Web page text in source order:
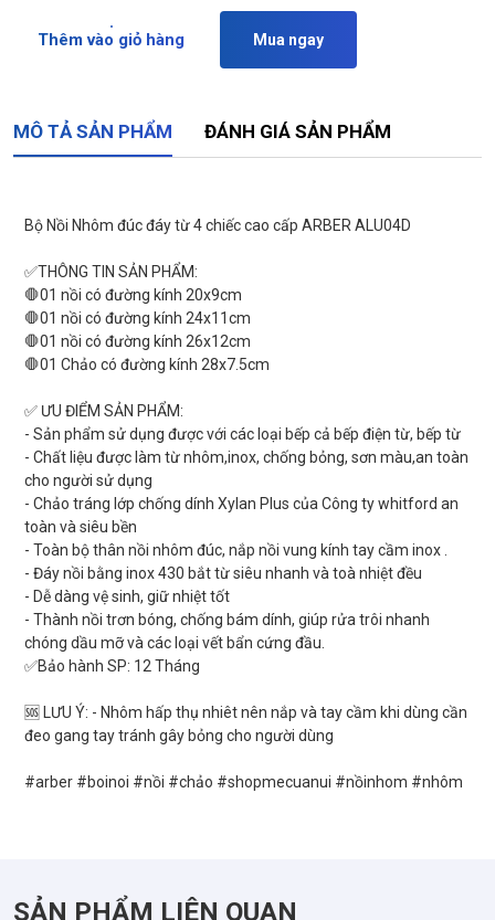
Thêm vào giỏ hàng Mua ngay
MÔ TẢ SẢN PHẨM ĐÁNH GIÁ SẢN PHẨM
Bộ Nồi Nhôm đúc đáy từ 4 chiếc cao cấp ARBER ALU04D
✅THÔNG TIN SẢN PHẨM:
🛑01 nồi có đường kính 20x9cm
🛑01 nồi có đường kính 24x11cm
🛑01 nồi có đường kính 26x12cm
🛑01 Chảo có đường kính 28x7.5cm
✅ ƯU ĐIỂM SẢN PHẨM:
- Sản phẩm sử dụng được với các loại bếp cả bếp điện từ, bếp từ
- Chất liệu được làm từ nhôm,inox, chống bỏng, sơn màu,an toàn
cho người sử dụng
- Chảo tráng lớp chống dính Xylan Plus của Công ty whitford an
toàn và siêu bền
- Toàn bộ thân nồi nhôm đúc, nắp nồi vung kính tay cầm inox .
- Đáy nồi bằng inox 430 bắt từ siêu nhanh và toà nhiệt đều
- Dễ dàng vệ sinh, giữ nhiệt tốt
- Thành nồi trơn bóng, chống bám dính, giúp rửa trôi nhanh
chóng dầu mỡ và các loại vết bẩn cứng đầu.
✅Bảo hành SP: 12 Tháng
🆘 LƯU Ý: - Nhôm hấp thụ nhiêt nên nắp và tay cầm khi dùng cần
đeo gang tay tránh gây bỏng cho người dùng
SẢN PHẨM LIÊN QUAN